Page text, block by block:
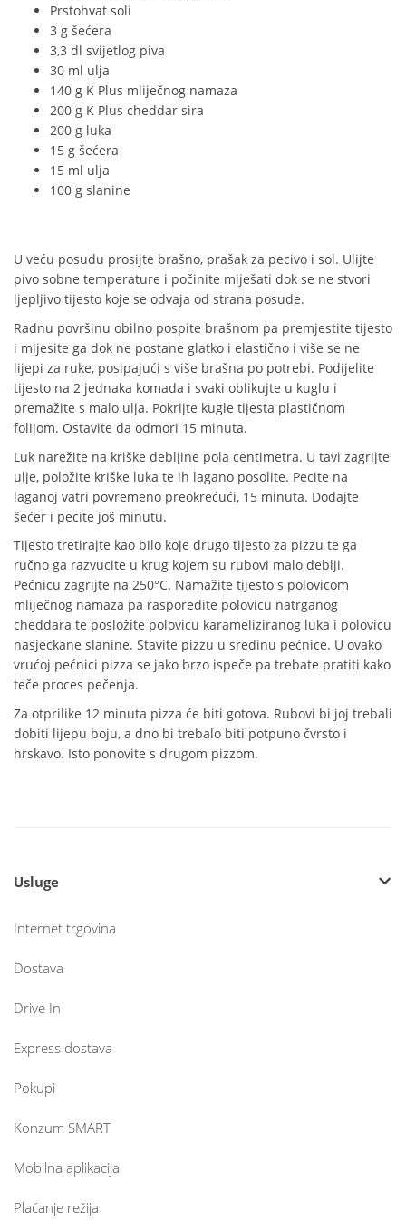
Prstohvat soli
3 g šećera
3,3 dl svijetlog piva
30 ml ulja
140 g K Plus mliječnog namaza
200 g K Plus cheddar sira
200 g luka
15 g šećera
15 ml ulja
100 g slanine
U veću posudu prosijte brašno, prašak za pecivo i sol. Ulijte
pivo sobne temperature i počinite miješati dok se ne stvori
ljepljivo tijesto koje se odvaja od strana posude.
Radnu površinu obilno pospite brašnom pa premjestite tijesto
i mijesite ga dok ne postane glatko i elastično i više se ne
lijepi za ruke, posipajući s više brašna po potrebi. Podijelite
tijesto na 2 jednaka komada i svaki oblikujte u kuglu i
premažite s malo ulja. Pokrijte kugle tijesta plastičnom
folijom. Ostavite da odmori 15 minuta.
Luk narežite na kriške debljine pola centimetra. U tavi zagrijte
ulje, položite kriške luka te ih lagano posolite. Pecite na
laganoj vatri povremeno preokrećući, 15 minuta. Dodajte
šećer i pecite još minutu.
Tijesto tretirajte kao bilo koje drugo tijesto za pizzu te ga
ručno ga razvucite u krug kojem su rubovi malo deblji.
Pećnicu zagrijte na 250°C. Namažite tijesto s polovicom
mliječnog namaza pa rasporedite polovicu natrganog
cheddara te posložite polovicu karameliziranog luka i polovicu
nasjeckane slanine. Stavite pizzu u sredinu pećnice. U ovako
vrućoj pećnici pizza se jako brzo ispeče pa trebate pratiti kako
teče proces pečenja.
Za otprilike 12 minuta pizza će biti gotova. Rubovi bi joj trebali
dobiti lijepu boju, a dno bi trebalo biti potpuno čvrsto i
hrskavo. Isto ponovite s drugom pizzom.
Usluge
Internet trgovina
Dostava
Drive In
Express dostava
Pokupi
Konzum SMART
Mobilna aplikacija
Plaćanje režija